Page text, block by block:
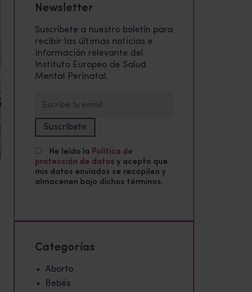
Newsletter
Suscríbete a nuestro boletín para
recibir las últimas noticias e
información relevante del
Instituto Europeo de Salud
Mental Perinatal.
He leído la Política de
protección de datos y acepto que
mis datos enviados se recopilen y
almacenen bajo dichos términos.
Categorías
Aborto
Bebés